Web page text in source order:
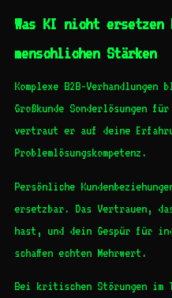
Was KI nicht ersetzen
menschlichen Stärken
Komplexe B2B-Verhandlungen
Großkunde Sonderlösungen
vertraut er auf deine
Problemlösungskompetenz.
Persönliche
ersetzbar. Das Vertrauen,
hast, und dein Gespür für
schaffen echten Mehrwert.
Bei kritischen Störungen im